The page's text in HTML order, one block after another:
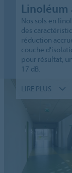
Linoléum
Nos sols en
des
réduction
couche
pour résultat,
17 dB.
LIRE PLUS